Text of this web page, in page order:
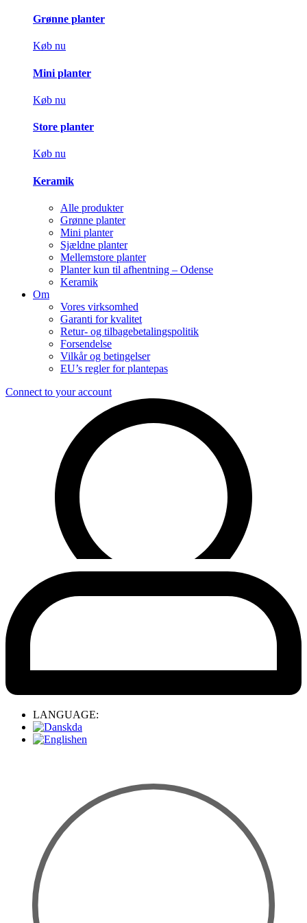
Grønne planter
Køb nu
Mini planter
Køb nu
Store planter
Køb nu
Keramik
Alle produkter
Grønne planter
Mini planter
Sjældne planter
Mellemstore planter
Planter kun til afhentning – Odense
Keramik
Om
Vores virksomhed
Garanti for kvalitet
Retur- og tilbagebetalingspolitik
Forsendelse
Vilkår og betingelser
EU’s regler for plantepas
Connect to your account
LANGUAGE:
da
en